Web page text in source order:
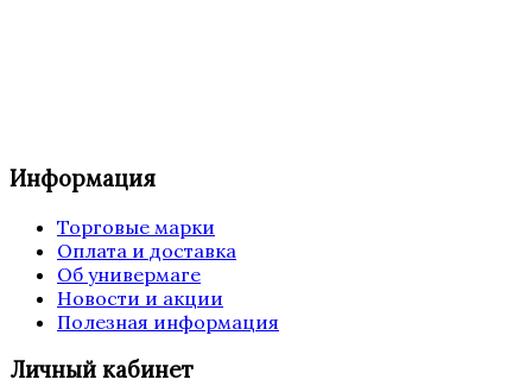
Информация
Торговые марки
Оплата и доставка
Об универмаге
Новости и акции
Полезная информация
Личный кабинет